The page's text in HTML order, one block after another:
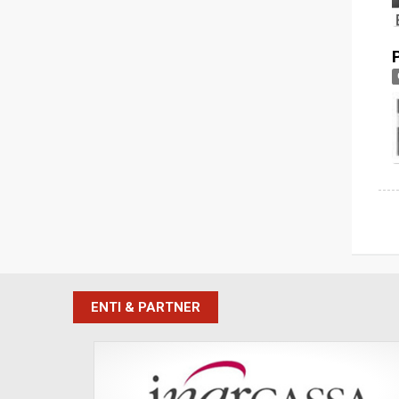
ENTI & PARTNER